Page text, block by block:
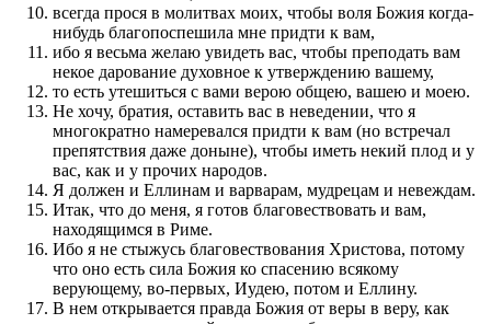
всегда прося в молитвах моих, чтобы воля Божия когда-
нибудь благопоспешила мне придти к вам,
ибо я весьма желаю увидеть вас, чтобы преподать вам
некое дарование духовное к утверждению вашему,
то есть утешиться с вами верою общею, вашею и моею.
Не хочу, братия, оставить вас в неведении, что я
многократно намеревался придти к вам (но встречал
препятствия даже доныне), чтобы иметь некий плод и у
вас, как и у прочих народов.
Я должен и Еллинам и варварам, мудрецам и невеждам.
Итак, что до меня, я готов благовествовать и вам,
находящимся в Риме.
Ибо я не стыжусь благовествования Христова, потому
что оно есть сила Божия ко спасению всякому
верующему, во-первых, Иудею, потом и Еллину.
В нем открывается правда Божия от веры в веру, как